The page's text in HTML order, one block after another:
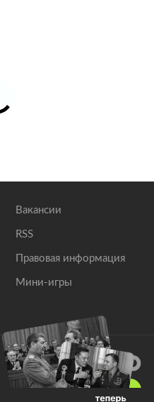
Вакансии
RSS
Правовая информация
Мини-игры